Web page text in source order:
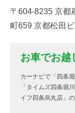
〒604-8235 京都
町659 京都松田
お車でお越
カーナビで「四条
「タイムズ四条堀
イフ四条烏丸店」